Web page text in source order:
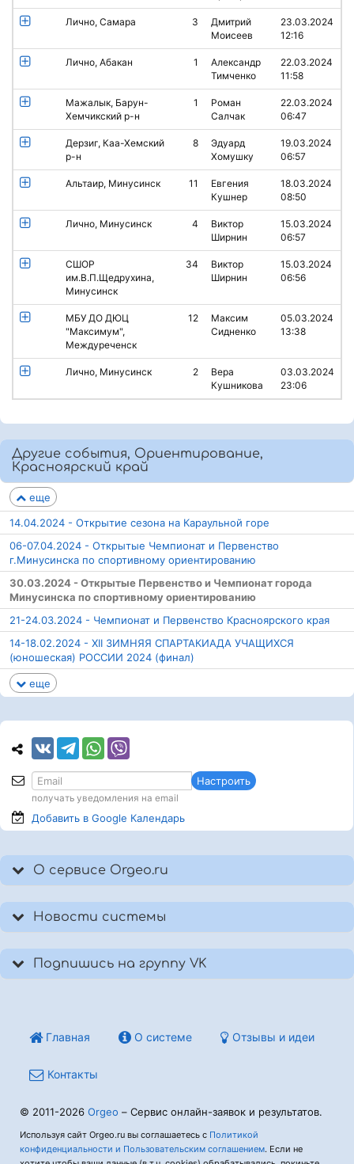
Лично, Самара 3
Дмитрий
Моисеев
23.03.2024
12:16
Лично, Абакан 1
Александр
Тимченко
22.03.2024
11:58
Мажалык, Барун-
Хемчикский р-н
1
Роман
Салчак
22.03.2024
06:47
Дерзиг, Каа-Хемский
р-н
8
Эдуард
Хомушку
19.03.2024
06:57
Альтаир, Минусинск 11
Евгения
Кушнер
18.03.2024
08:50
Лично, Минусинск 4
Виктор
Ширнин
15.03.2024
06:57
СШОР
им.В.П.Щедрухина,
Минусинск
34
Виктор
Ширнин
15.03.2024
06:56
МБУ ДО ДЮЦ
"Максимум",
Междуреченск
12
Максим
Сидненко
05.03.2024
13:38
Лично, Минусинск 2
Вера
Кушникова
03.03.2024
23:06
Другие события, Ориентирование,
Красноярский край
еще
14.04.2024 - Открытие сезона на Караульной горе
06-07.04.2024 - Открытые Чемпионат и Первенство
г.Минусинска по спортивному ориентированию
30.03.2024 - Открытые Первенство и Чемпионат города
Минусинска по спортивному ориентированию
21-24.03.2024 - Чемпионат и Первенство Красноярского края
14-18.02.2024 - XII ЗИМНЯЯ СПАРТАКИАДА УЧАЩИХСЯ
(юношеская) РОССИИ 2024 (финал)
еще
Настроить
получать уведомления на email
Добавить в Google Календарь
О сервисе Orgeo.ru
Новости системы
Подпишись на группу VK
Главная О системе Отзывы и идеи
Контакты
© 2011-2026 Orgeo – Сервис онлайн-заявок и результатов.
Используя сайт Orgeo.ru вы соглашаетесь с Политикой
конфиденциальности и Пользовательским соглашением. Если не